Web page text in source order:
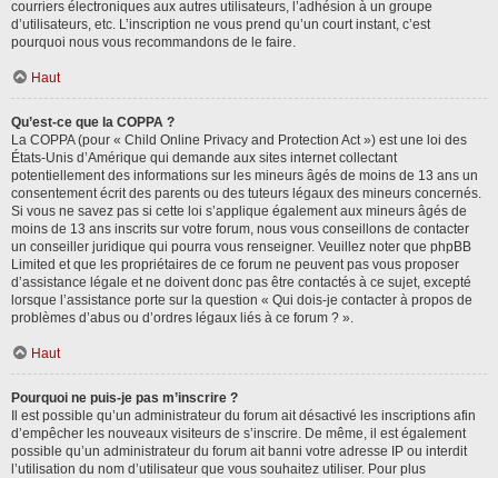
courriers électroniques aux autres utilisateurs, l’adhésion à un groupe
d’utilisateurs, etc. L’inscription ne vous prend qu’un court instant, c’est
pourquoi nous vous recommandons de le faire.
Haut
Qu’est-ce que la COPPA ?
La COPPA (pour « Child Online Privacy and Protection Act ») est une loi des
États-Unis d’Amérique qui demande aux sites internet collectant
potentiellement des informations sur les mineurs âgés de moins de 13 ans un
consentement écrit des parents ou des tuteurs légaux des mineurs concernés.
Si vous ne savez pas si cette loi s’applique également aux mineurs âgés de
moins de 13 ans inscrits sur votre forum, nous vous conseillons de contacter
un conseiller juridique qui pourra vous renseigner. Veuillez noter que phpBB
Limited et que les propriétaires de ce forum ne peuvent pas vous proposer
d’assistance légale et ne doivent donc pas être contactés à ce sujet, excepté
lorsque l’assistance porte sur la question « Qui dois-je contacter à propos de
problèmes d’abus ou d’ordres légaux liés à ce forum ? ».
Haut
Pourquoi ne puis-je pas m’inscrire ?
Il est possible qu’un administrateur du forum ait désactivé les inscriptions afin
d’empêcher les nouveaux visiteurs de s’inscrire. De même, il est également
possible qu’un administrateur du forum ait banni votre adresse IP ou interdit
l’utilisation du nom d’utilisateur que vous souhaitez utiliser. Pour plus